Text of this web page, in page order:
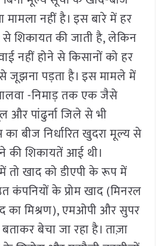
नहीं है। इस बारे में हर
शिकायत की जाती है, लेकिन
नहीं होने से किसानों को हर
जूझना पड़ता है। इस मामले में
-निमाड़ तक एक जैसे
और पांढुर्ना जिले से भी
का बीज निर्धारित खुदरा मूल्य से
शिकायतें आई थी।
तो खाद को डीएपी के रूप में
कंपनियों के प्रोम खाद (मिनरल
का मिश्रण), एमओपी और सुपर
बेचा जा रहा है। ताज़ा